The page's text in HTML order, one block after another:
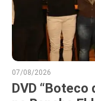
07/08/2026
DVD “Boteco